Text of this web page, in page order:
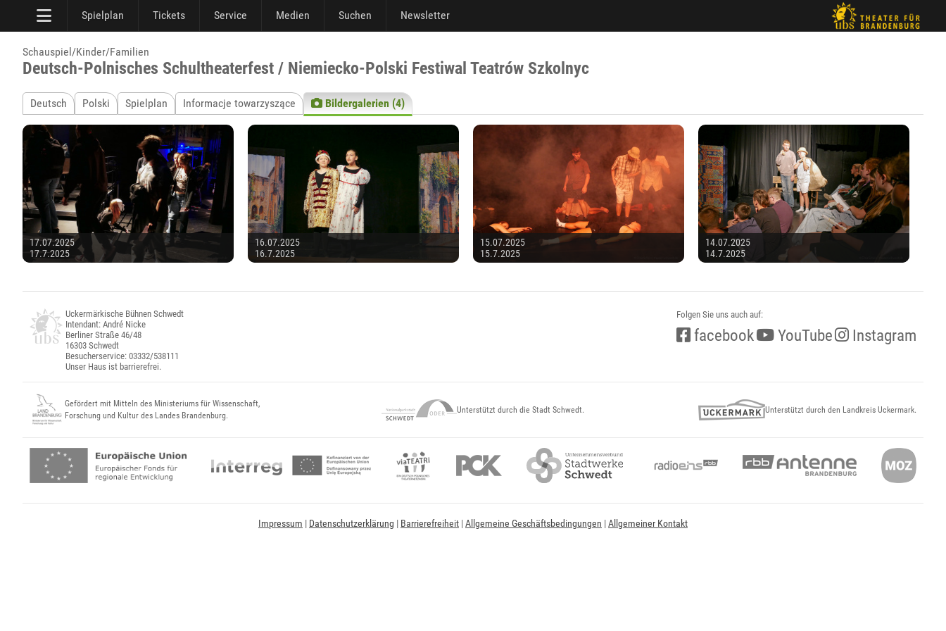
Spielplan Tickets Service Medien Suchen Newsletter
Schauspiel/Kinder/Familien
Deutsch-Polnisches Schultheaterfest / Niemiecko-Polski Festiwal Teatrów Szkolnyc
Deutsch Polski Spielplan Informacje towarzyszące Bildergalerien (4)
17.07.2025
17.7.2025
16.07.2025
16.7.2025
15.07.2025
15.7.2025
14.07.2025
14.7.2025
Uckermärkische Bühnen Schwedt
Intendant: André Nicke
Berliner Straße 46/48
16303 Schwedt
Besucherservice: 03332/538111
Unser Haus ist barrierefrei.
Folgen Sie uns auch auf:
facebook YouTube Instagram
Gefördert mit Mitteln des Ministeriums für Wissenschaft,
Forschung und Kultur des Landes Brandenburg.
Unterstützt durch die Stadt Schwedt. Unterstützt durch den Landkreis Uckermark.
Impressum | Datenschutzerklärung | Barrierefreiheit |Allgemeine Geschäftsbedingungen |Allgemeiner Kontakt